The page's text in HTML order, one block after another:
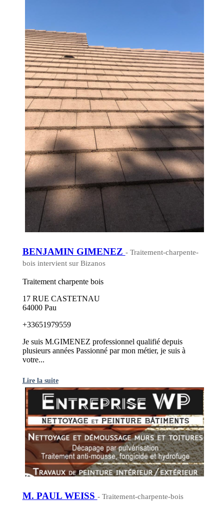
BENJAMIN GIMENEZ - Traitement-charpente-
bois intervient sur Bizanos
Traitement charpente bois
17 RUE CASTETNAU
64000 Pau
+33651979559
Je suis M.GIMENEZ professionnel qualifié depuis
plusieurs années Passionné par mon métier, je suis à
votre...
Lire la suite
M. PAUL WEISS - Traitement-charpente-bois